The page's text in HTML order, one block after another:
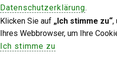
Datenschutzerklärung.
Klicken Sie auf „Ich stimme zu“,
Ihres Webbrowser, um Ihre
Ich stimme zu